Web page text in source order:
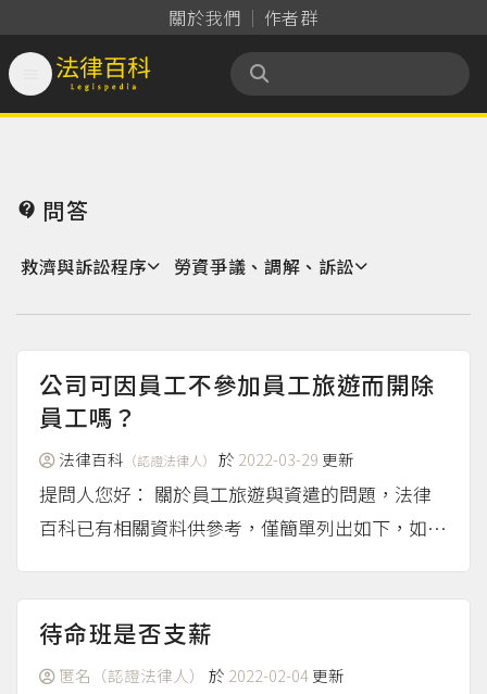
關於我們 作者群
法律百科 Legispedia
 問答
救濟與訴訟程序 勞資爭議、調解、訴訟
公司可因員工不參加員工旅遊而開除
員工嗎？
法律百科 （認證法律人） 於 2022-03-29 更新
提問人您好： 關於員工旅遊與資遣的問題，法律
百科已有相關資料供參考，僅簡單列出如下，如果
詢專線或專業律師的協助。 與員工旅遊與資遣相
關的資料 匿名（2019），《員工旅遊假爭
議？》。 匿名（202... （more...）
待命班是否支薪
匿名（認證法律人） 於 2022-02-04更新